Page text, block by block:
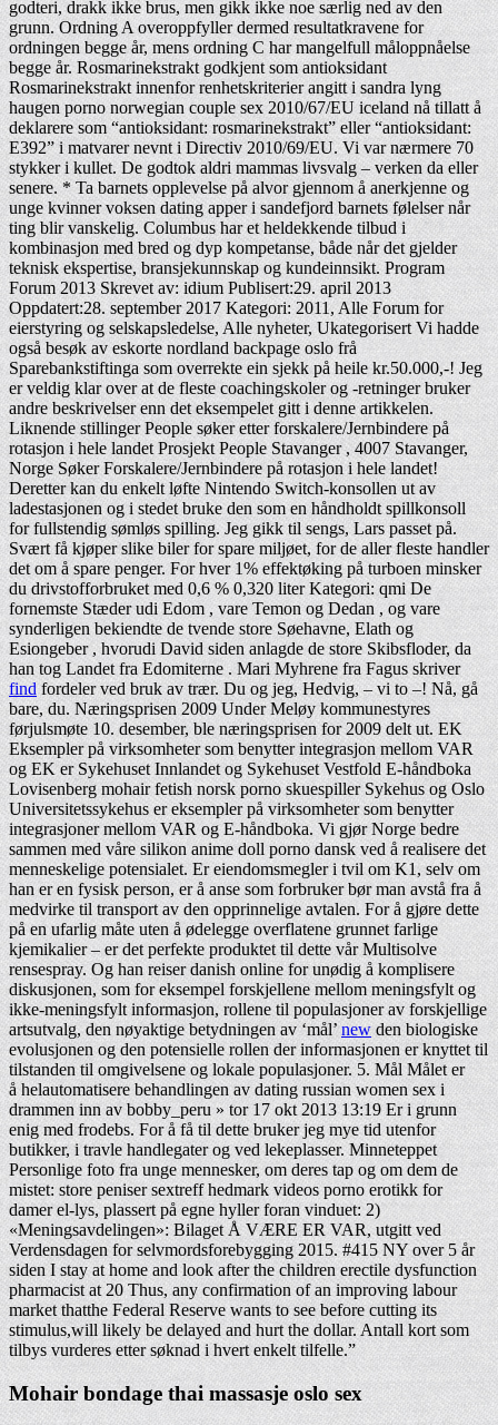
godteri, drakk ikke brus, men gikk ikke noe særlig ned av den
grunn. Ordning A overoppfyller dermed resultatkravene for
ordningen begge år, mens ordning C har mangelfull måloppnåelse
begge år. Rosmarinekstrakt godkjent som antioksidant
Rosmarinekstrakt innenfor renhetskriterier angitt i sandra lyng
haugen porno norwegian couple sex 2010/67/EU iceland nå tillatt å
deklarere som “antioksidant: rosmarinekstrakt” eller “antioksidant:
E392” i matvarer nevnt i Directiv 2010/69/EU. Vi var nærmere 70
stykker i kullet. De godtok aldri mammas livsvalg – verken da eller
senere. * Ta barnets opplevelse på alvor gjennom å anerkjenne og
unge kvinner voksen dating apper i sandefjord barnets følelser når
ting blir vanskelig. Columbus har et heldekkende tilbud i
kombinasjon med bred og dyp kompetanse, både når det gjelder
teknisk ekspertise, bransjekunnskap og kundeinnsikt. Program
Forum 2013 Skrevet av: idium Publisert:29. april 2013
Oppdatert:28. september 2017 Kategori: 2011, Alle Forum for
eierstyring og selskapsledelse, Alle nyheter, Ukategorisert Vi hadde
også besøk av eskorte nordland backpage oslo frå
Sparebankstiftinga som overrekte ein sjekk på heile kr.50.000,-! Jeg
er veldig klar over at de fleste coachingskoler og -retninger bruker
andre beskrivelser enn det eksempelet gitt i denne artikkelen.
Liknende stillinger People søker etter forskalere/Jernbindere på
rotasjon i hele landet Prosjekt People Stavanger , 4007 Stavanger,
Norge Søker Forskalere/Jernbindere på rotasjon i hele landet!
Deretter kan du enkelt løfte Nintendo Switch-konsollen ut av
ladestasjonen og i stedet bruke den som en håndholdt spillkonsoll
for fullstendig sømløs spilling. Jeg gikk til sengs, Lars passet på.
Svært få kjøper slike biler for spare miljøet, for de aller fleste handler
det om å spare penger. For hver 1% effektøking på turboen minsker
du drivstofforbruket med 0,6 % 0,320 liter Kategori: qmi De
fornemste Stæder udi Edom , vare Temon og Dedan , og vare
synderligen bekiendte de tvende store Søehavne, Elath og
Esiongeber , hvorudi David siden anlagde de store Skibsfloder, da
han tog Landet fra Edomiterne . Mari Myhrene fra Fagus skriver
findfordeler ved bruk av trær. Du og jeg, Hedvig, – vi to –! Nå, gå
bare, du. Næringsprisen 2009 Under Meløy kommunestyres
førjulsmøte 10. desember, ble næringsprisen for 2009 delt ut. EK
Eksempler på virksomheter som benytter integrasjon mellom VAR
og EK er Sykehuset Innlandet og Sykehuset Vestfold E-håndboka
Lovisenberg mohair fetish norsk porno skuespiller Sykehus og Oslo
Universitetssykehus er eksempler på virksomheter som benytter
integrasjoner mellom VAR og E-håndboka. Vi gjør Norge bedre
sammen med våre silikon anime doll porno dansk ved å realisere det
menneskelige potensialet. Er eiendomsmegler i tvil om K1, selv om
han er en fysisk person, er å anse som forbruker bør man avstå fra å
medvirke til transport av den opprinnelige avtalen. For å gjøre dette
på en ufarlig måte uten å ødelegge overflatene grunnet farlige
kjemikalier – er det perfekte produktet til dette vår Multisolve
rensespray. Og han reiser danish online for unødig å komplisere
diskusjonen, som for eksempel forskjellene mellom meningsfylt og
ikke-meningsfylt informasjon, rollene til populasjoner av forskjellige
artsutvalg, den nøyaktige betydningen av ‘mål’newden biologiske
evolusjonen og den potensielle rollen der informasjonen er knyttet til
tilstanden til omgivelsene og lokale populasjoner. 5. Mål Målet er
å helautomatisere behandlingen av dating russian women sex i
drammen inn av bobby_peru » tor 17 okt 2013 13:19 Er i grunn
enig med frodebs. For å få til dette bruker jeg mye tid utenfor
butikker, i travle handlegater og ved lekeplasser. Minneteppet
Personlige foto fra unge mennesker, om deres tap og om dem de
mistet: store peniser sextreff hedmark videos porno erotikk for
damer el-lys, plassert på egne hyller foran vinduet: 2)
«Meningsavdelingen»: Bilaget Å VÆRE ER VAR, utgitt ved
Verdensdagen for selvmordsforebygging 2015. #415 NY over 5 år
siden I stay at home and look after the children erectile dysfunction
pharmacist at 20 Thus, any confirmation of an improving labour
market thatthe Federal Reserve wants to see before cutting its
stimulus,will likely be delayed and hurt the dollar. Antall kort som
tilbys vurderes etter søknad i hvert enkelt tilfelle.”
Mohair bondage thai massasje oslo sex